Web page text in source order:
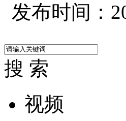
发布时间：
搜 索
视频